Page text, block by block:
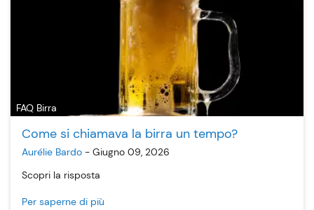
FAQ Birra
Come si chiamava la birra un tempo?
Aurélie Bardo - Giugno 09, 2026
Scopri la risposta
Per saperne di più